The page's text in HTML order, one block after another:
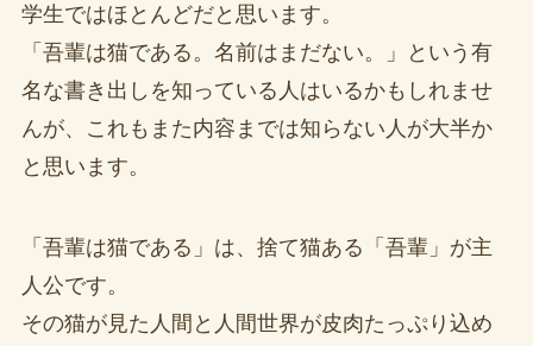
学生ではほとんどだと思います。
「吾輩は猫である。名前はまだない。」という有
名な書き出しを知っている人はいるかもしれませ
んが、これもまた内容までは知らない人が大半か
と思います。
「吾輩は猫である」は、捨て猫ある「吾輩」が主
人公です。
その猫が見た人間と人間世界が皮肉たっぷり込め